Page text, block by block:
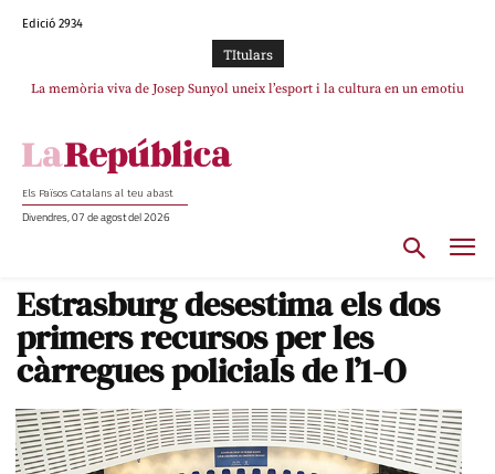
Edició 2934
TItulars
La memòria viva de Josep Sunyol uneix l’esport i la cultura en un emotiu
La “dignitat” a mitges de Marc Puigtió: renuncia a Girona pels àudios però
Els Països Catalans al teu abast
Divendres, 07 de agost del 2026
Estrasburg desestima els dos
primers recursos per les
càrregues policials de l’1-O